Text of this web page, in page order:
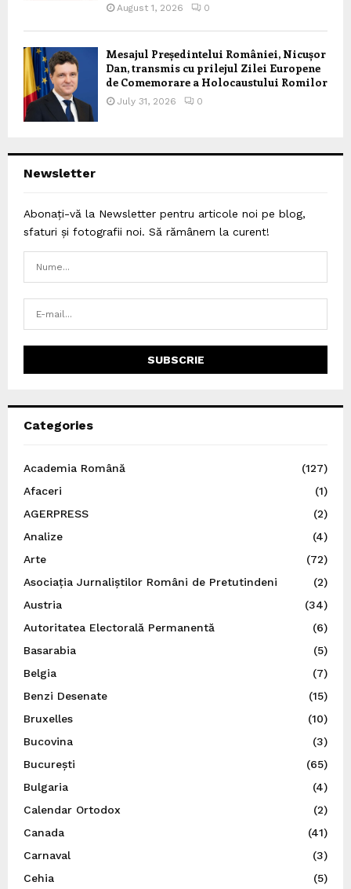
August 1, 2026 0
Mesajul Președintelui României, Nicușor
Dan, transmis cu prilejul Zilei Europene
de Comemorare a Holocaustului Romilor
July 31, 2026 0
Newsletter
Abonați-vă la Newsletter pentru articole noi pe blog,
sfaturi și fotografii noi. Să rămânem la curent!
Categories
Academia Română
(127)
Afaceri
(1)
AGERPRESS
(2)
Analize
(4)
Arte
(72)
Asociația Jurnaliștilor Români de Pretutindeni
(2)
Austria
(34)
Autoritatea Electorală Permanentă
(6)
Basarabia
(5)
Belgia
(7)
Benzi Desenate
(15)
Bruxelles
(10)
Bucovina
(3)
București
(65)
Bulgaria
(4)
Calendar Ortodox
(2)
Canada
(41)
Carnaval
(3)
Cehia
(5)